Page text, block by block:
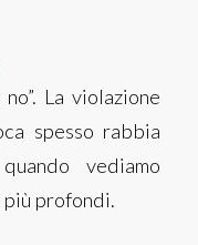
La violazione
spesso rabbia
vediamo
profondi.